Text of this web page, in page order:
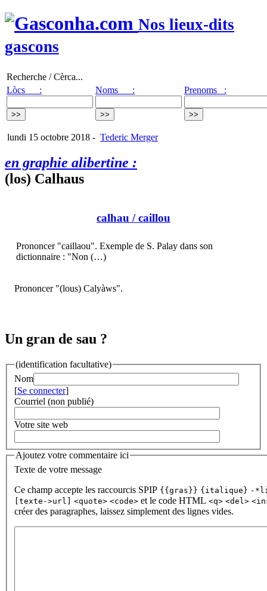
Nos lieux-dits
gascons
Recherche / Cèrca...
Lòcs :
Noms : Prenoms :
lundi 15 octobre 2018 - Tederic Merger
en graphie alibertine :
(los) Calhaus
calhau / caillou
Prononcer "caillaou". Exemple de S. Palay dans son
dictionnaire : "Non (…)
Prononcer "(lous) Calyàws".
Un gran de sau ?
(identification facultative)
Nom
[Se connecter]
Courriel (non publié)
Votre site web
Ajoutez votre commentaire ici
Texte de votre message
Ce champ accepte les raccourcis SPIP {{gras}} {italique} -
[texte->url] <quote> <code> et le code HTML <q> <del>
créer des paragraphes, laissez simplement des lignes vides.